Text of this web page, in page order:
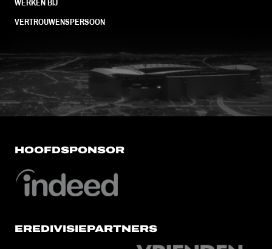
WERKEN BIJ
VERTROUWENSPERSOON
FC Utrecht<br>vanuit<br>het
HOOFDSPONSOR
EREDIVISIEPARTNERS